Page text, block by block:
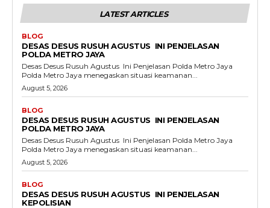
LATEST ARTICLES
BLOG
DESAS DESUS RUSUH AGUSTUS INI PENJELASAN
POLDA METRO JAYA
Desas Desus Rusuh Agustus Ini Penjelasan Polda Metro Jaya
Polda Metro Jaya menegaskan situasi keamanan...
August 5, 2026
BLOG
DESAS DESUS RUSUH AGUSTUS INI PENJELASAN
POLDA METRO JAYA
Desas Desus Rusuh Agustus Ini Penjelasan Polda Metro Jaya
Polda Metro Jaya menegaskan situasi keamanan...
August 5, 2026
BLOG
DESAS DESUS RUSUH AGUSTUS INI PENJELASAN
KEPOLISIAN